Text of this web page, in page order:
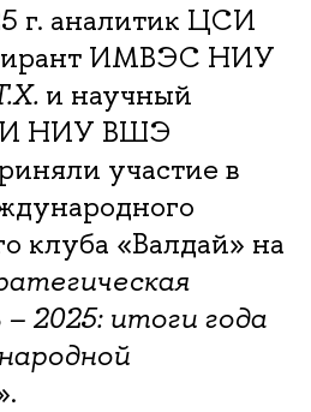
г. аналитик ЦСИ
ИМВЭС НИУ
и научный
НИУ ВШЭ
участие в
клуба «Валдай» на
2025: итоги года